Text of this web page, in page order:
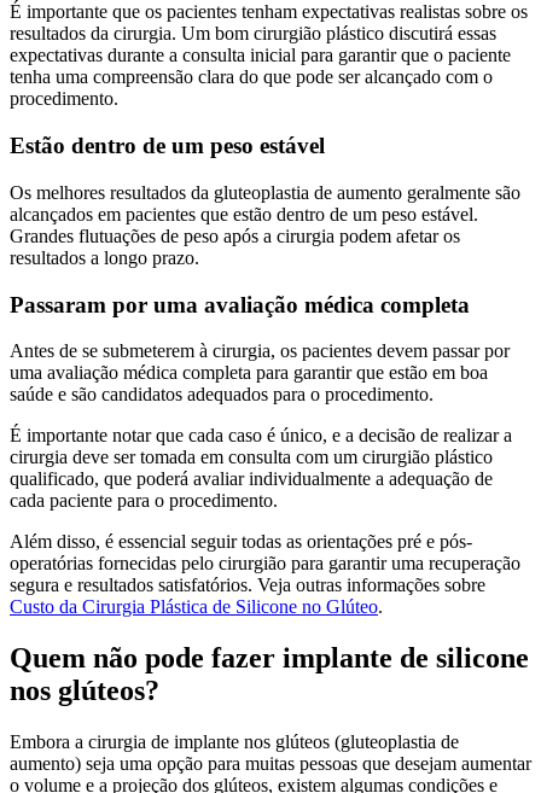
É importante que os pacientes tenham expectativas realistas sobre os
resultados da cirurgia. Um bom cirurgião plástico discutirá essas
expectativas durante a consulta inicial para garantir que o paciente
tenha uma compreensão clara do que pode ser alcançado com o
procedimento.
Estão dentro de um peso estável
Os melhores resultados da gluteoplastia de aumento geralmente são
alcançados em pacientes que estão dentro de um peso estável.
Grandes flutuações de peso após a cirurgia podem afetar os
resultados a longo prazo.
Passaram por uma avaliação médica completa
Antes de se submeterem à cirurgia, os pacientes devem passar por
uma avaliação médica completa para garantir que estão em boa
saúde e são candidatos adequados para o procedimento.
É importante notar que cada caso é único, e a decisão de realizar a
cirurgia deve ser tomada em consulta com um cirurgião plástico
qualificado, que poderá avaliar individualmente a adequação de
cada paciente para o procedimento.
Além disso, é essencial seguir todas as orientações pré e pós-
operatórias fornecidas pelo cirurgião para garantir uma recuperação
segura e resultados satisfatórios. Veja outras informações sobre
Custo da Cirurgia Plástica de Silicone no Glúteo.
Quem não pode fazer implante de silicone
nos glúteos?
Embora a cirurgia de implante nos glúteos (gluteoplastia de
aumento) seja uma opção para muitas pessoas que desejam aumentar
o volume e a projeção dos glúteos, existem algumas condições e